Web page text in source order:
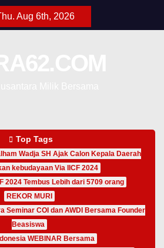
Aug 6th, 2026
Top Tags
Wadja SH Ajak Calon Kepala Daerah
kebudayaan Via IICF 2024
2024 Tembus Lebih dari 5709 orang
REKOR MURI
Seminar COI dan AWDI Bersama Founder
Beasiswa
WEBINAR Bersama